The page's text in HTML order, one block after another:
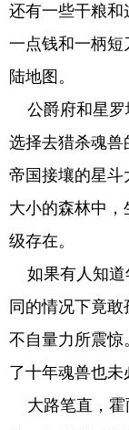
还有一些干粮和
一点钱和一柄短
陆地图。
公爵府和星罗
选择去猎杀魂
帝国接壤的星
大小的森林中
级存在。
如果有人知道
同的情况下竟
不自量力所震惊
了十年魂兽也未
大路笔直，霍